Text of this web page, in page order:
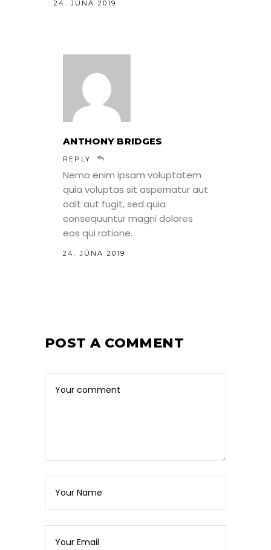
24. JÚNA 2019
ANTHONY BRIDGES
REPLY
Nemo enim ipsam voluptatem
quia voluptas sit aspernatur aut
odit aut fugit, sed quia
consequuntur magni dolores
eos qui ratione.
24. JÚNA 2019
POST A COMMENT